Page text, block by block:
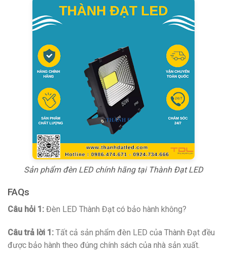
Sản phẩm đèn LED chính hãng tại Thành Đạt LED
FAQs
Câu hỏi 1: Đèn LED Thành Đạt có bảo hành không?
Câu trả lời 1: Tất cả sản phẩm đèn LED của Thành Đạt đều
được bảo hành theo đúng chính sách của nhà sản xuất.